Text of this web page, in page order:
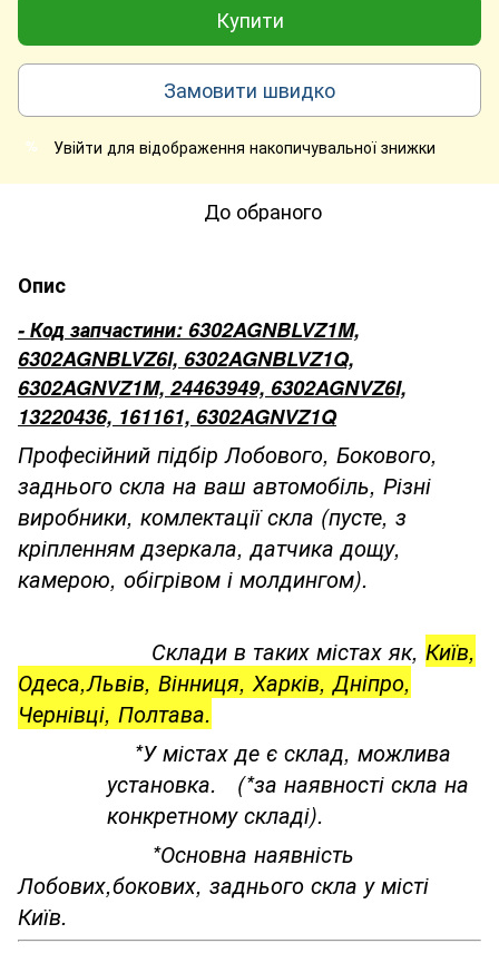
Купити
Замовити швидко
% Увійти для відображення накопичувальної знижки
До обраного
Опис
- Код запчастини: 6302AGNBLVZ1M,
6302AGNBLVZ6I, 6302AGNBLVZ1Q,
6302AGNVZ1M, 24463949, 6302AGNVZ6I,
13220436, 161161, 6302AGNVZ1Q
Професійний підбір Лобового, Бокового,
заднього скла на ваш автомобіль, Різні
виробники, комлектації скла (пусте, з
кріпленням дзеркала, датчика дощу,
камерою, обігрівом і молдингом).
Склади в таких містах як, Київ,
Одеса,Львів, Вінниця, Харків, Дніпро,
Чернівці, Полтава.
*У містах де є склад, можлива
установка. (*за наявності скла на
конкретному складі).
*Основна наявність
Лобових,бокових, заднього скла у місті
Київ.